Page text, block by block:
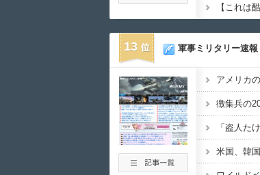
13 軍事ミリタリー速報